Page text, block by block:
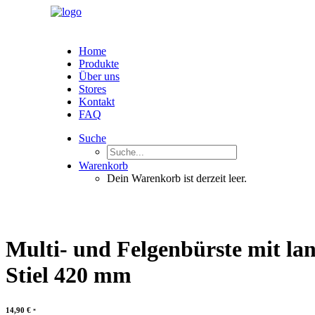
Home
Produkte
Über uns
Stores
Kontakt
FAQ
Suche
Warenkorb
Dein Warenkorb ist derzeit leer.
Multi- und Felgenbürste mit
Stiel 420 mm
14,90 € *